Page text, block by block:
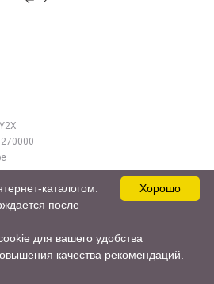
22, оф.212
Хорошо
каталогом.
после
для вашего удобства
качества рекомендаций.